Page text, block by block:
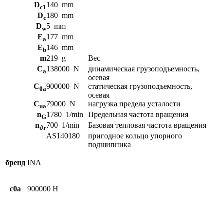
Dc1140 mm
Dc180 mm
Dw5 mm
Ea177 mm
Eb146 mm
m219 g
Вес
Ca138000 N
динамическая грузоподъемность,
осевая
C0a900000 N
статическая грузоподъемность,
осевая
Cua79000 N
нагрузка предела усталости
nG1780 1/min
Предельная частота вращения
nϑr700 1/min
Базовая тепловая частота вращения
AS140180
пригодное кольцо упорного
подшипника
бренд INA
c0a 900000 Н